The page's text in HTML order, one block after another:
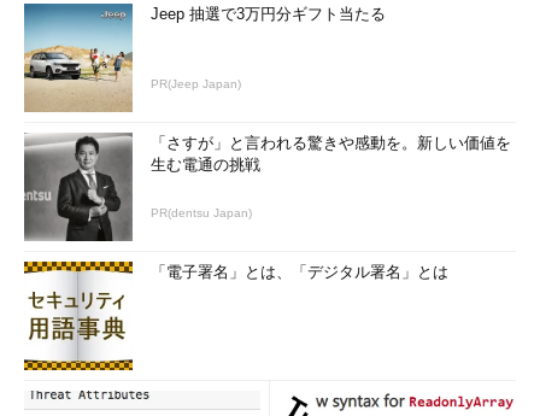
Jeep 抽選で3万円分ギフト当たる
PR(Jeep Japan)
「さすが」と言われる驚きや感動を。新しい価値を
生む電通の挑戦
PR(dentsu Japan)
「電子署名」とは、「デジタル署名」とは